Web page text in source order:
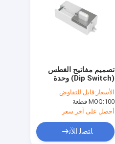
تصميم مفاتيح الغطس
(Dip Switch) وحدة
استشعار حركة
(Compact ON/OFF
السطحي والضوء الثلاثي
الأسعار:قابل للتفاوض
MOQ:100 قطعة
أحصل على آخر سعر
ﺎﺘﺼﻟ ﺍﻶﻧ